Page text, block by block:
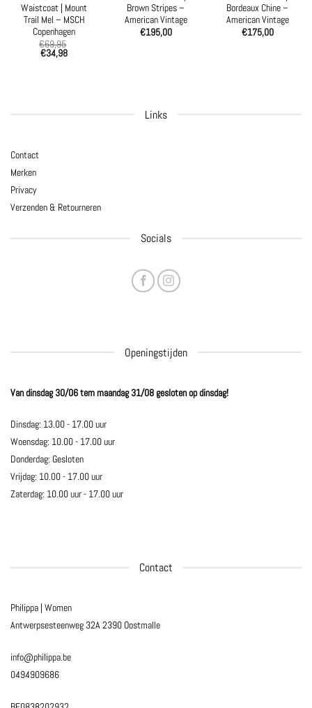
Waistcoat | Mount
Trail Mel – MSCH
Copenhagen
€69,95
€34,98
Brown Stripes –
American Vintage
€195,00
Bordeaux Chine –
American Vintage
€175,00
Contact
Philippa | Women
Antwerpsesteenweg 32A2390 Oostmalle
info@philippa.be
0494909686
Links
Contact
Merken
Privacy
Verzenden & Retourneren
Socials
Openingstijden
Van dinsdag 30/06 tem maandag 31/08 gesloten op dinsdag!
Dinsdag: 13.00 - 17.00 uur
Woensdag: 10.00 - 17.00 uur
Donderdag: Gesloten
Vrijdag: 10.00 - 17.00 uur
Zaterdag: 10.00 uur - 17.00 uur